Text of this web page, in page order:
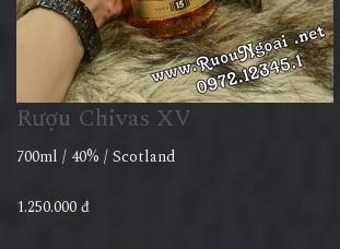
Rượu Chivas XV
700ml / 40% / Scotland
1.250.000 đ